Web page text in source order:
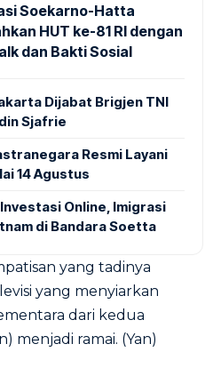
Soekarno-Hatta
HUT ke-81 RI dengan
dan Bakti Sosial
Dijabat Brigjen TNI
Sjafrie
Resmi Layani
14 Agustus
Online, Imigrasi
di Bandara Soetta
yang tadinya
yang menyiarkan
dari kedua
menjadi ramai. (Yan)